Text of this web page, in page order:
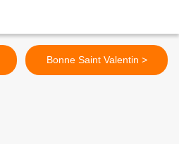
Bonne Saint Valentin >